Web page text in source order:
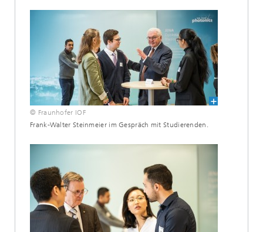
© Fraunhofer IOF
Frank-Walter Steinmeier im Gespräch mit Studierenden.